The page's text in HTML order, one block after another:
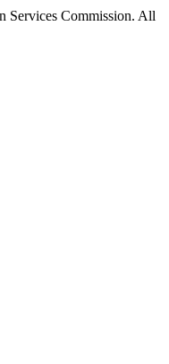
Services Commission. All